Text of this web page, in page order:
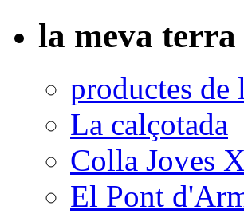
la meva terra
productes de
La calçotada
Colla Joves
El Pont